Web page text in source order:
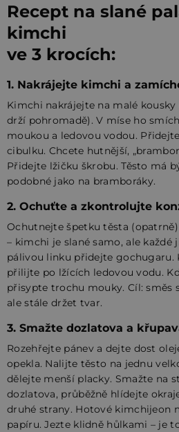
Recept na slané
kimchi
ve 3 krocích:
1. Nakrájejte kimchi a
Kimchi nakrájejte na malé
drží pohromadě). V míse ho
moukou a ledovou vodou.
cibulku. Chcete hutnější,
Přidejte lžičku škrobu. Těsto má
podobné jako na bramboráky.
2. Ochuťte a zkontrolujte
Ochutnejte špetku těsta
– kimchi je slané samo, ale každé
pálivou linku přidejte gochugaru.
přilijte po lžících ledovou vodu.
přisypte trochu mouky. Cíl: směs
ale stále držet tvar.
3. Smažte dozlatova a
Rozehřejte pánev a dejte dost
opekla. Nalijte těsto na jednu
dělejte menší placky. Smažte na
dozlatova, průběžně hlídejte
druhé strany. Hotové kimchijeon
papíru. Jezte klidně hůlkami – je